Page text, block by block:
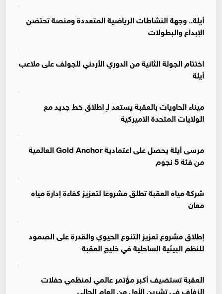
أيلة.. وجهة النشاطات الرياضية المتعددة ومنصة تحتضن
الإبداع والبطولات
اختتام الجولة الثانية من الدوري الأردني للجولف على ملاعب
أيلة
ميناء الحاويات بالعقبة يستعد لـِ اطلاق خط جديد مع
الولايات المتحدة الاميركية
مرسى أيلة يحصل على اعتمادية Gold Anchor العالمية
من فئة 5 نجوم
شركة مياه العقبة تطلق مشروعًا لتعزيز كفاءة إدارة مياه
معان
إطلاق مشروع تعزيز التنوع الحيوي والقدرة على الصمود
للنظم البيئية الساحلية في خليج العقبة
العقبة تستضيف أكبر مؤتمر عالمي لمنظمي حفلات
الزفاف في تشرين الأول من العام الحالي